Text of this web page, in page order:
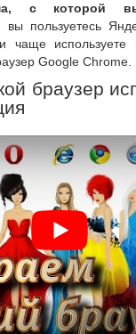
с которой
вы пользуетесь
чаще используете
Google Chrome.
браузер